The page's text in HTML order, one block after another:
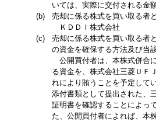
いては、実際に交付される金
(b)
売却に係る株式を買い取る者
ＫＤＤＩ株式会社
(c)
売却に係る株式を買い取る者
の資金を確保する方法及び当
公開買付者は、本株式併合
る資金を、株式会社三菱ＵＦ
れにより賄うことを予定して
添付書類として提出された、
証明書を確認することによっ
た、公開買付者によれば、本